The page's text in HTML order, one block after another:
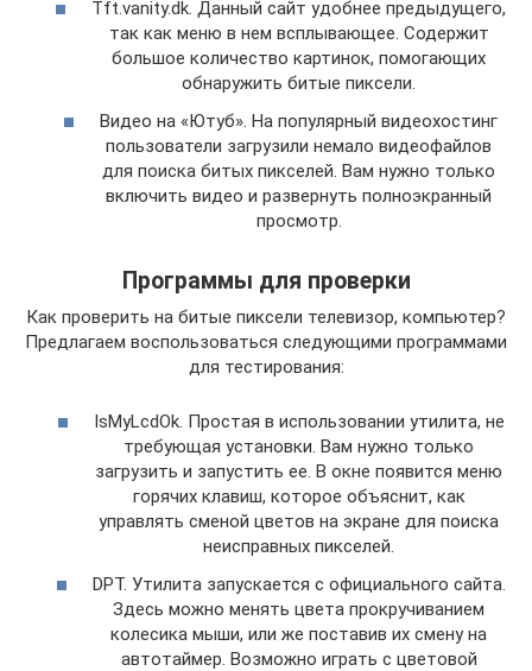
Tft.vanity.dk. Данный сайт удобнее предыдущего,
так как меню в нем всплывающее. Содержит
большое количество картинок, помогающих
обнаружить битые пиксели.
Видео на «Ютуб». На популярный видеохостинг
пользователи загрузили немало видеофайлов
для поиска битых пикселей. Вам нужно только
включить видео и развернуть полноэкранный
просмотр.
Программы для проверки
Как проверить на битые пиксели телевизор, компьютер?
Предлагаем воспользоваться следующими программами
для тестирования:
IsMyLcdOk. Простая в использовании утилита, не
требующая установки. Вам нужно только
загрузить и запустить ее. В окне появится меню
горячих клавиш, которое объяснит, как
управлять сменой цветов на экране для поиска
неисправных пикселей.
DPT. Утилита запускается с официального сайта.
Здесь можно менять цвета прокручиванием
колесика мыши, или же поставив их смену на
автотаймер. Возможно играть с цветовой